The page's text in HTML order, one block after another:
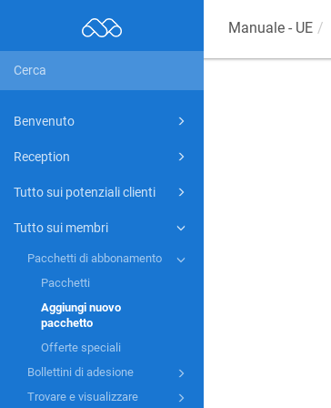
Benvenuto
Reception
Tutto sui potenziali clienti
Tutto sui membri
Pacchetti di abbonamento
Pacchetti
Aggiungi nuovo
pacchetto
Offerte speciali
Bollettini di adesione
Trovare e visualizzare
Manuale - UE